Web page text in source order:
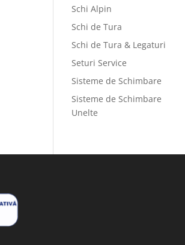
Schi Alpin
Schi de Tura
Schi de Tura & Legaturi
Seturi Service
Sisteme de Schimbare
Sisteme de Schimbare
Unelte